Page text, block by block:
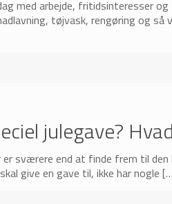
med arbejde, fritidsinteresser
tøjvask, rengøring og så
julegave?
er sværere end at finde frem til
give en gave til, ikke har nogle